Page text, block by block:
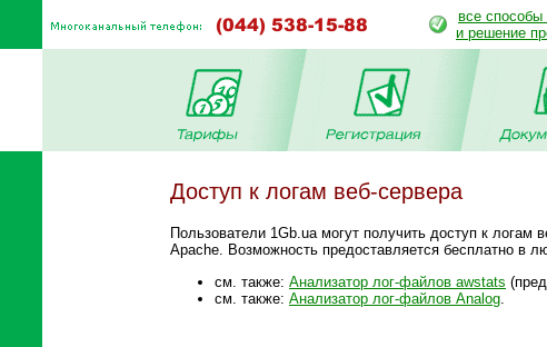
все способы
и решение
Доступ к логам веб-сервера
Пользователи 1Gb.ua могут получить доступ к
Apache. Возможность предоставляется бесплатно в
см. также: Анализатор лог-файлов awstats
см. также: Анализатор лог-файлов Analog